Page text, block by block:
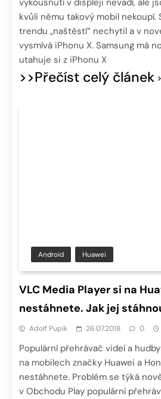
vykousnutí v displeji nevadí, ale
kvůli němu takový mobil nekoupí.
trendu „naštěstí“ nechytil a v
vysmívá iPhonu X. Samsung má
utahuje si z iPhonu X
>>Přečíst celý článek
Android Huawei
VLC Media Player si na
nestáhnete. Jak jej
Adolf Pupík 26.07.2018 0
Populární přehrávač videí a
na mobilech značky Huawei a
nestáhnete. Problém se týká
v Obchodu Play populární